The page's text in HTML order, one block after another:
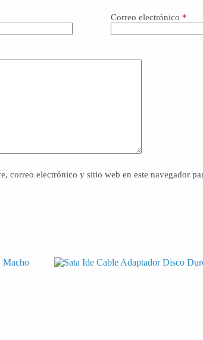
Correo electrónico *
correo electrónico y sitio web en este navegador